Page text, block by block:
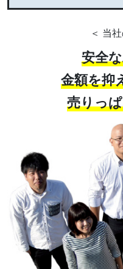
＜ 当
安全
金額を抑
売りっ